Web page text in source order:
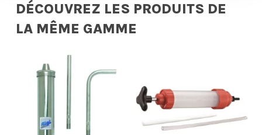
DÉCOUVREZ LES PRODUITS DE
LA MÊME GAMME